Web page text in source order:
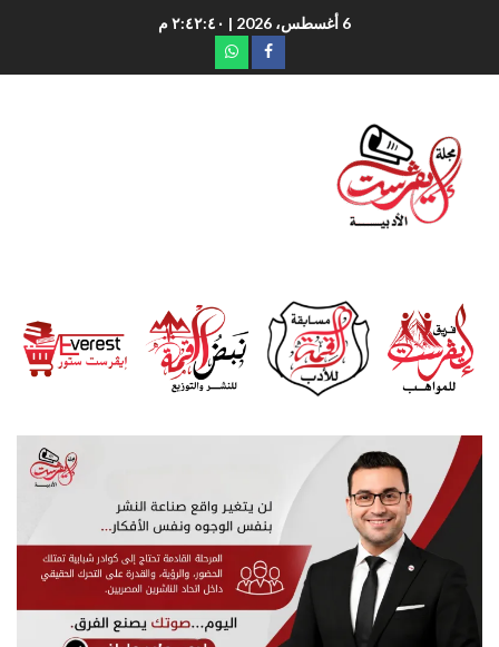
6 أغسطس، 2026 | ٢:٤٢:٤١ م